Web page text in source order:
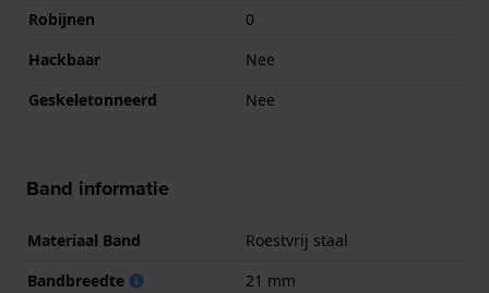
Robijnen
0
Hackbaar
Nee
Geskeletonneerd
Nee
Band informatie
Materiaal Band
Roestvrij staal
Bandbreedte
21 mm